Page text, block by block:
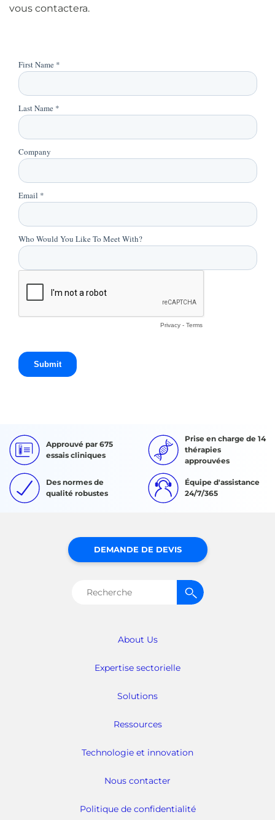
vous contactera.
Approuvé par 675
essais cliniques
Prise en charge de 14
thérapies
approuvées
Des normes de
qualité robustes
Équipe d'assistance
24/7/365
About Us
Expertise sectorielle
Solutions
Ressources
Technologie et innovation
Nous contacter
Politique de confidentialité
DEMANDE DE DEVIS
Rechercher :